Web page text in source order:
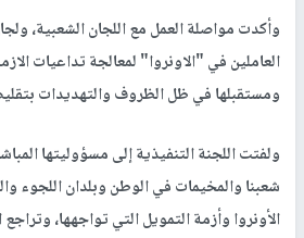
وأكدت مواصلة العمل مع اللجان الشعبية،
العاملين في "الاونروا" لمعالجة تداعيات
ومستقبلها في ظل الظروف والتهديدات
ولفتت اللجنة التنفيذية إلى مسؤوليتها
شعبنا والمخيمات في الوطن وبلدان اللجوء
الأونروا وأزمة التمويل التي تواجهها،